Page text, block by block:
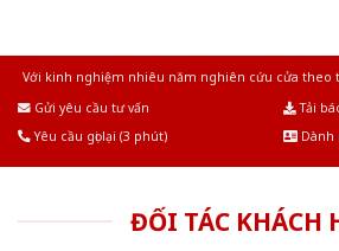
Với kinh nghiệm nhiêu năm nghiên cứu cửa theo
Gửi yêu cầu tư vấn
Tải
Yêu cầu gọi lại (3 phút)
Dành
ĐỐI TÁC KHÁCH